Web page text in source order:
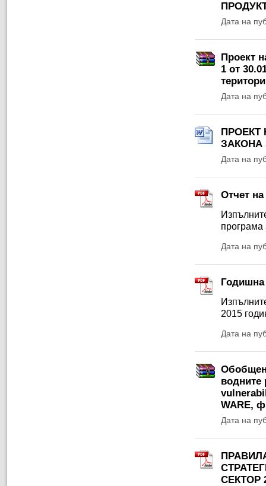
Дата на
Проект
1 от
Дата на
ПРОЕКТ
ЗАКОНА
Дата на
Oтчет
програма
Дата на
Годишна
2015
Дата на
водните
WARE,
Дата на
СЕКТОР